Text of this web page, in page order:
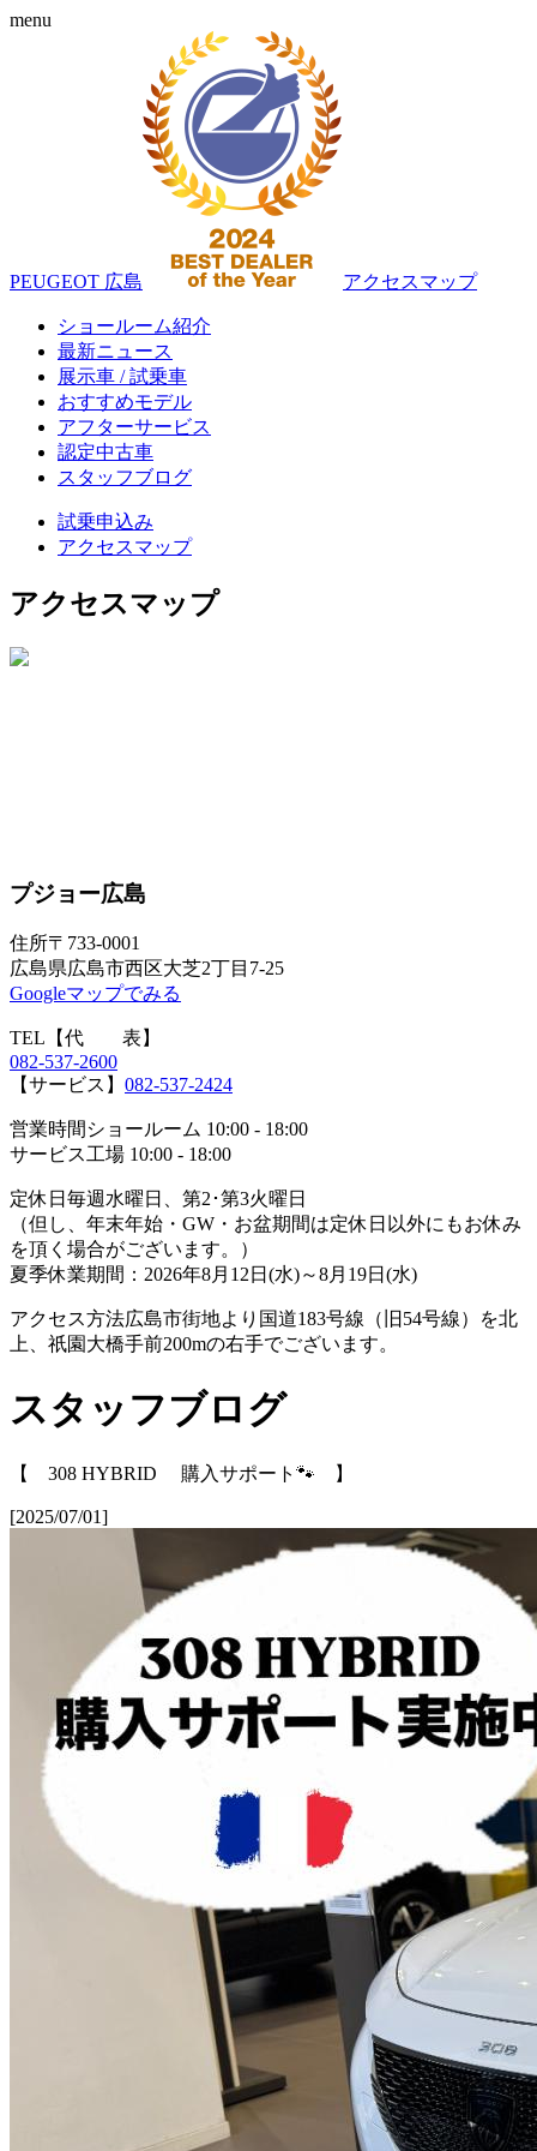
menu
PEUGEOT 広島 アクセスマップ
ショールーム紹介
最新ニュース
展示車 / 試乗車
おすすめモデル
アフターサービス
認定中古車
スタッフブログ
試乗申込み
アクセスマップ
アクセスマップ
プジョー広島
住所〒733-0001
広島県広島市西区大芝2丁目7-25
Googleマップでみる
TEL 【代 表】
082-537-2600
【サービス】 082-537-2424
営業時間 ショールーム 10:00 - 18:00
サービス工場 10:00 - 18:00
定休日 毎週水曜日、第2･第3火曜日
（但し、年末年始・GW・お盆期間は定休日以外にもお休み
を頂く場合がございます。）
夏季休業期間：2026年8月12日(水)～8月19日(水)
アクセス方法広島市街地より国道183号線（旧54号線）を北
上、祇園大橋手前200mの右手でございます。
スタッフブログ
【 308 HYBRID 購入サポート🐾 】
[2025/07/01]